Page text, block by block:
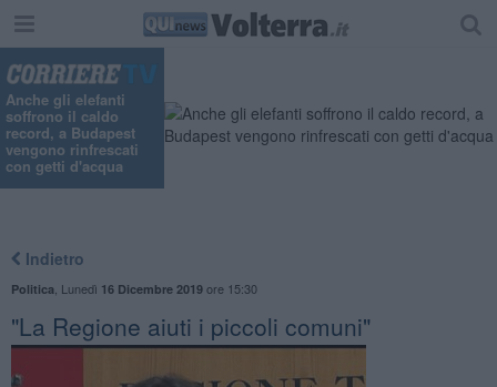
Anche gli elefanti
soffrono il caldo
record, a Budapest
vengono rinfrescati
con getti d'acqua
Indietro
Politica Lunedì 16 Dicembre 2019ore 15:30
"La Regione aiuti i piccoli comuni"